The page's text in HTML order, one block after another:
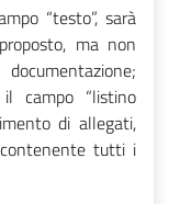
“testo”, sarà
ma non
campo “listino
di allegati,
tutti i